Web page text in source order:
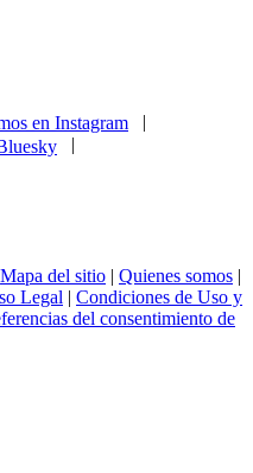
|
|
Mapa del sitio | Quienes somos |
Legal | Condiciones de Uso y
del consentimiento de